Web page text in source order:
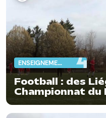
ENSEIGNEMENT
Football : des
Championnat